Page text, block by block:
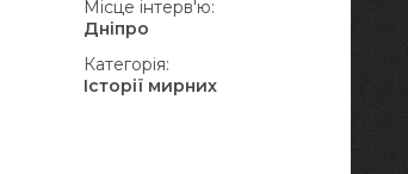
Місце інтерв'ю:
Дніпро
Категорія:
Історії мирних